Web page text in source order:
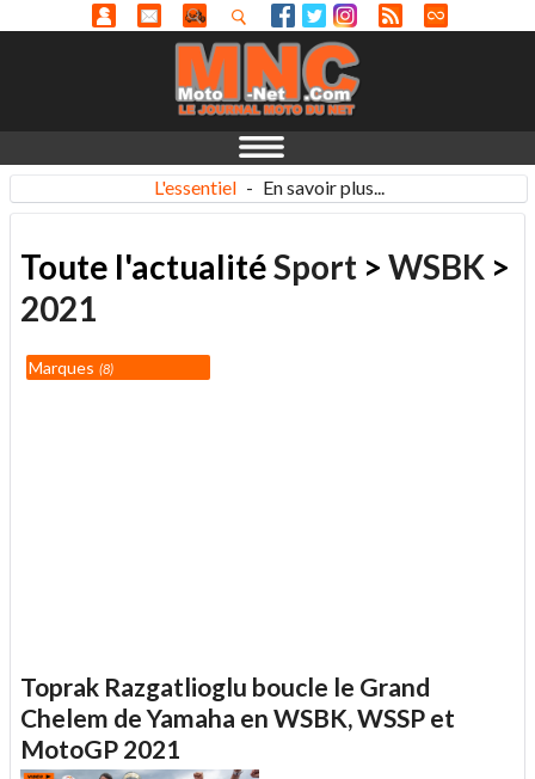
L'essentiel - En savoir plus...
Toute l'actualitéSport > WSBK >
2021
Marques 8
Toprak Razgatlioglu boucle le Grand
Chelem de Yamaha en WSBK, WSSP et
MotoGP 2021